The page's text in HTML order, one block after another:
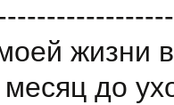
жизни
месяц до